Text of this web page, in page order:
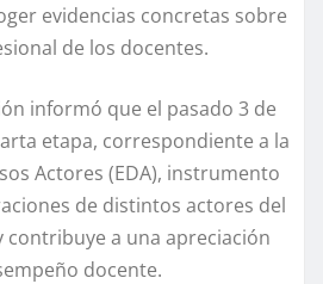
evidencias concretas sobre
de los docentes.
informó que el pasado 3 de
etapa, correspondiente a la
Actores (EDA), instrumento
de distintos actores del
a una apreciación
docente.